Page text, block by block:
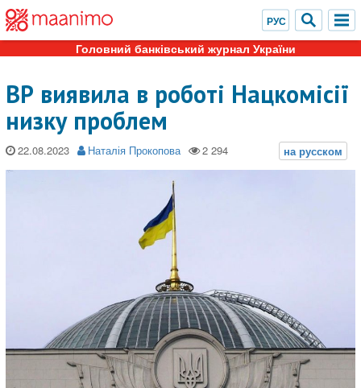
Головний банківський журнал України
ВР виявила в роботі Нацкомісії
низку проблем
22.08.2023 Наталія Прокопова